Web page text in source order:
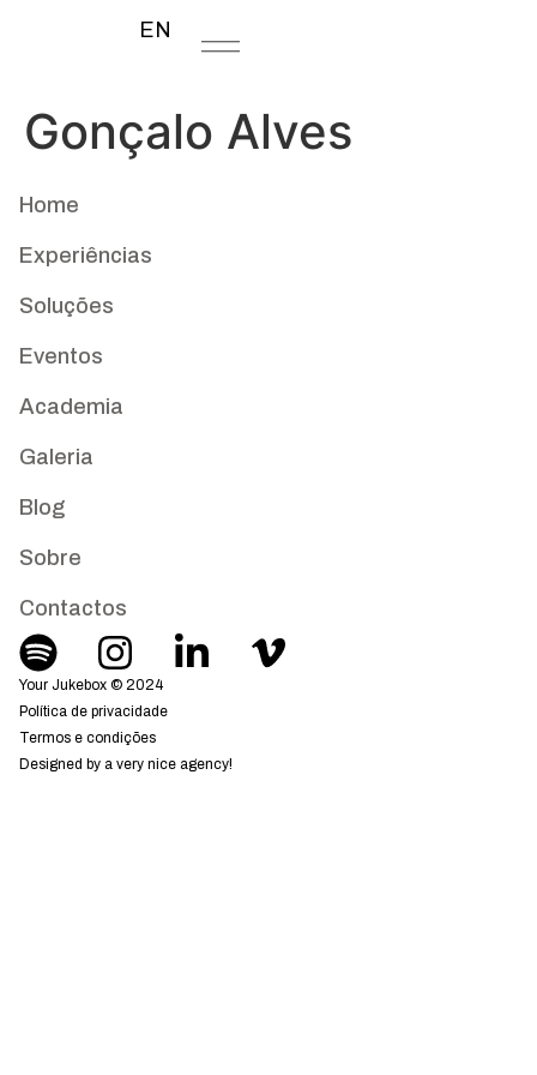
EN
Gonçalo Alves
Home
Experiências
Soluções
Eventos
Academia
Galeria
Blog
Sobre
Contactos
Your Jukebox © 2024
Política de privacidade
Termos e condições
Designed by a very nice agency!